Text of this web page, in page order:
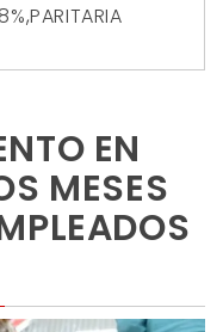
,PARITARIA
EN
MESES